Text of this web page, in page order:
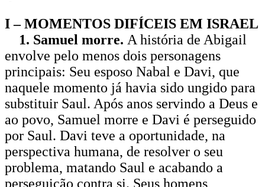
I – MOMENTOS DIFÍCEIS EM ISRAEL
1. Samuel morre. A história de Abigail
envolve pelo menos dois personagens
principais: Seu esposo Nabal e Davi, que
naquele momento já havia sido ungido para
substituir Saul. Após anos servindo a Deus e
ao povo, Samuel morre e Davi é perseguido
por Saul. Davi teve a oportunidade, na
perspectiva humana, de resolver o seu
problema, matando Saul e acabando a
perseguição contra si. Seus homens